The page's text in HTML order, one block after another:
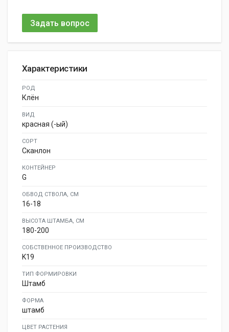
Задать вопрос
Характеристики
РОД
Клён
ВИД
красная (-ый)
СОРТ
Сканлон
КОНТЕЙНЕР
G
ОБВОД СТВОЛА, СМ
16-18
ВЫСОТА ШТАМБА, СМ
180-200
СОБСТВЕННОЕ ПРОИЗВОДСТВО
K19
ТИП ФОРМИРОВКИ
Штамб
ФОРМА
штамб
ЦВЕТ РАСТЕНИЯ